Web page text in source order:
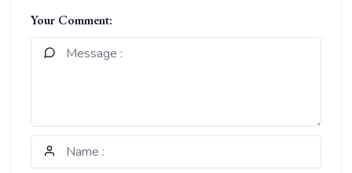
Your Comment: